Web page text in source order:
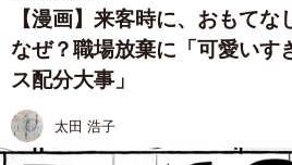
【漫画】来客時に、おもてな
なぜ？職場放棄に「可愛いす
ス配分大事」
太田 浩子